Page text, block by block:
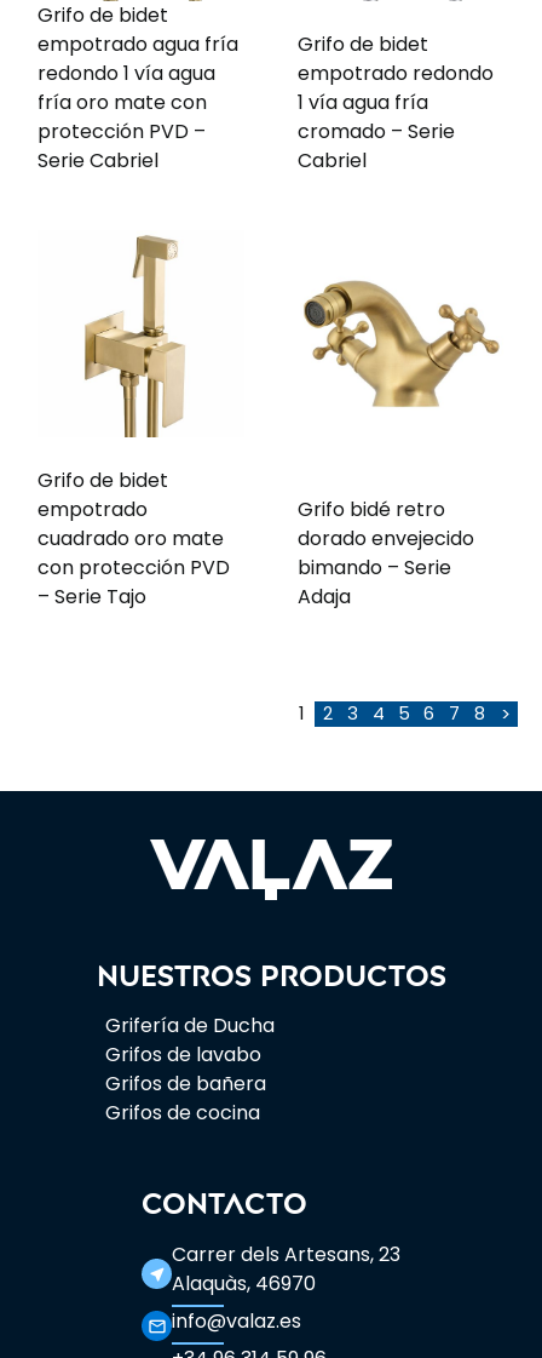
Grifo de bidet
empotrado agua fría
redondo 1 vía agua
fría oro mate con
protección PVD –
Serie Cabriel
Grifo de bidet
empotrado redondo
1 vía agua fría
cromado – Serie
Cabriel
Grifo de bidet
empotrado
cuadrado oro mate
con protección PVD
– Serie Tajo
Grifo bidé retro
dorado envejecido
bimando – Serie
Adaja
1 2 3 4 5 6 7 8 >
Nuestros productos
Grifería de Ducha
Grifos de lavabo
Grifos de bañera
Grifos de cocina
CONTACTO
near_me
Carrer dels Artesans, 23
Alaquàs, 46970
mail_outline info@valaz.es